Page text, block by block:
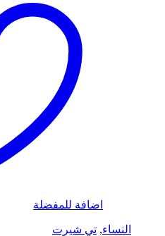
اضافة للمفضلة
النساء, تي شيرت